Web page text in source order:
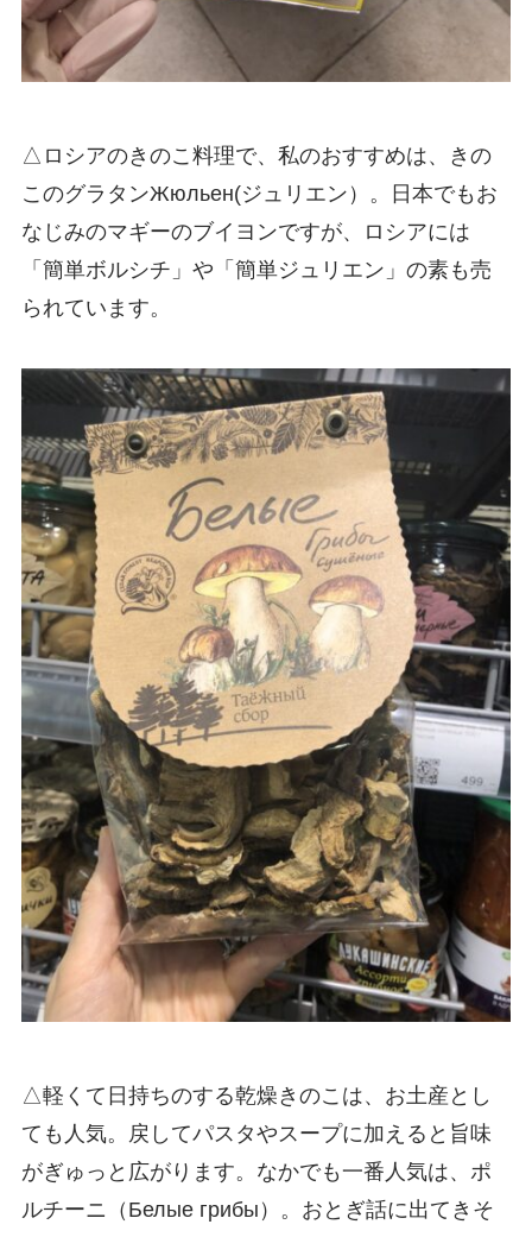
△ロシアのきのこ料理で、私のおすすめは、きの
このグラタンЖюльен(ジュリエン）。日本でもお
なじみのマギーのブイヨンですが、ロシアには
「簡単ボルシチ」や「簡単ジュリエン」の素も売
られています。
△軽くて日持ちのする乾燥きのこは、お土産とし
ても人気。戻してパスタやスープに加えると旨味
がぎゅっと広がります。なかでも一番人気は、ポ
ルチーニ（Белые грибы）。おとぎ話に出てきそ